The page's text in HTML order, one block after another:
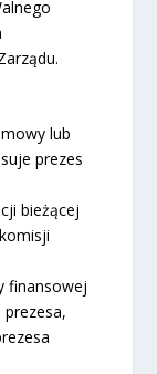
lub
prezes
bieżącej
finansowej